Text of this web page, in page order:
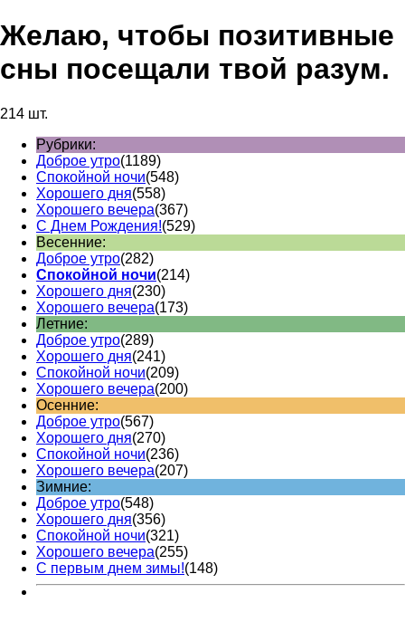
Желаю, чтобы позитивные
сны посещали твой разум.
214 шт.
Рубрики:
Доброе утро(1189)
Спокойной ночи(548)
Хорошего дня(558)
Хорошего вечера(367)
С Днем Рождения!(529)
Весенние:
Доброе утро(282)
Спокойной ночи(214)
Хорошего дня(230)
Хорошего вечера(173)
Летние:
Доброе утро(289)
Хорошего дня(241)
Спокойной ночи(209)
Хорошего вечера(200)
Осенние:
Доброе утро(567)
Хорошего дня(270)
Спокойной ночи(236)
Хорошего вечера(207)
Зимние:
Доброе утро(548)
Хорошего дня(356)
Спокойной ночи(321)
Хорошего вечера(255)
С первым днем зимы!(148)